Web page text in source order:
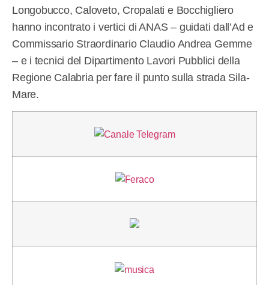
Longobucco, Caloveto, Cropalati e Bocchigliero
hanno incontrato i vertici di ANAS – guidati dall’Ad e
Commissario Straordinario Claudio Andrea Gemme
– e i tecnici del Dipartimento Lavori Pubblici della
Regione Calabria per fare il punto sulla strada Sila-
Mare.